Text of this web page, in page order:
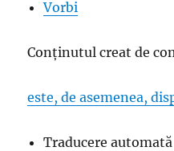
Vorbi
Conținutul creat de
este, de asemenea,
Traducere automată